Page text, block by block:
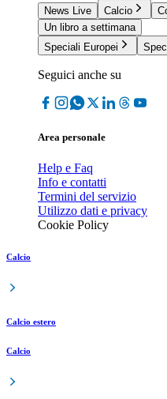
News Live
Calcio
Un libro a settimana
Speciali Europei
Seguici anche su
Area personale
Help e Faq
Info e contatti
Termini del servizio
Utilizzo dati e privacy
Cookie Policy
Calcio
Calcio estero
Calcio